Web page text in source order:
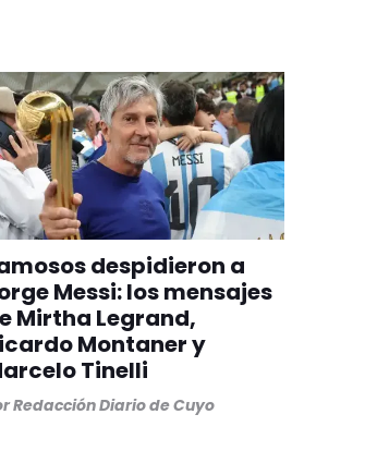
despidieron a
Messi: los mensajes
Mirtha Legrand,
Montaner y
Tinelli
Redacción Diario de Cuyo